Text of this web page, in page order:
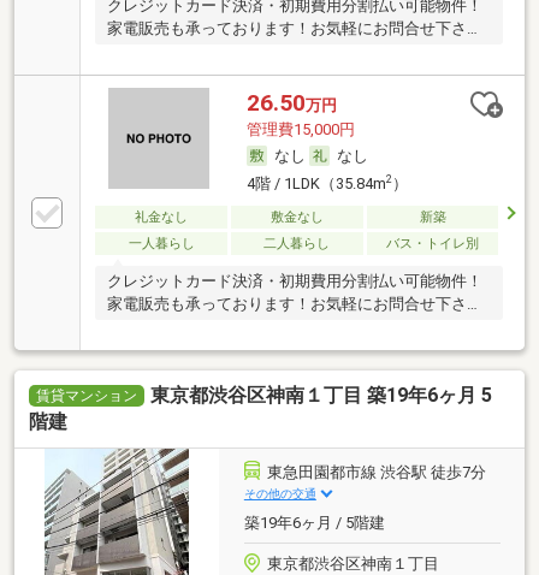
クレジットカード決済・初期費用分割払い可能物件！
家電販売も承っております！お気軽にお問合せ下さ
26.50万円
管理費15,000円
なし
なし
4階 / 1LDK（35.84m2）
礼金なし 敷金なし
新築
一人暮らし
二人暮らし バス・トイレ別
クレジットカード決済・初期費用分割払い可能物件！
家電販売も承っております！お気軽にお問合せ下さ
賃貸マンション
東京都渋谷区神南１丁目 築19年6ヶ月 5
階建
東急田園都市線 渋谷駅 徒歩7分
その他の交通
築19年6ヶ月 / 5階建
東京都渋谷区神南１丁目